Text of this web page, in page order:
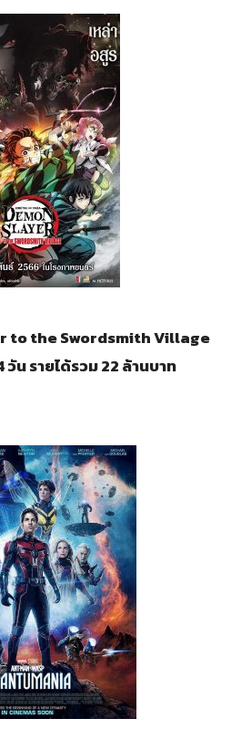
to the Swordsmith Village
วัน รายได้รวม 22 ล้านบาท